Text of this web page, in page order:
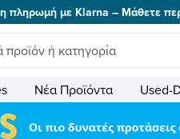
πληρωμή με Klarna – Μάθετε
Νέα Προϊόντα Used-